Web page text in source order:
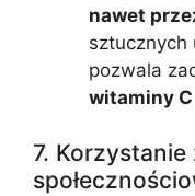
nawet
sztucznych
pozwala
witaminy C
7.